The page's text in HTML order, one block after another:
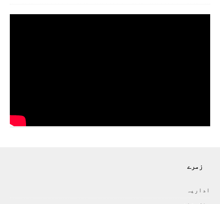
زمرے
اداريہ